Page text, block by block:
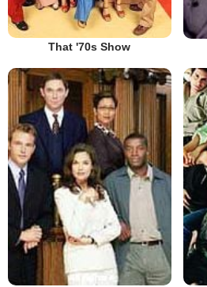
That '70s Show